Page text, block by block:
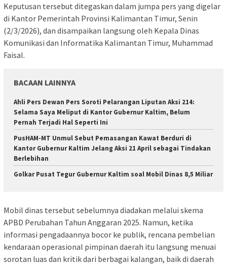
Keputusan tersebut ditegaskan dalam jumpa pers yang digelar
di Kantor Pemerintah Provinsi Kalimantan Timur, Senin
(2/3/2026), dan disampaikan langsung oleh Kepala Dinas
Komunikasi dan Informatika Kalimantan Timur, Muhammad
Faisal.
BACAAN LAINNYA
Ahli Pers Dewan Pers Soroti Pelarangan Liputan Aksi 214:
Selama Saya Meliput di Kantor Gubernur Kaltim, Belum
Pernah Terjadi Hal Seperti Ini
PusHAM-MT Unmul Sebut Pemasangan Kawat Berduri di
Kantor Gubernur Kaltim Jelang Aksi 21 April sebagai Tindakan
Berlebihan
Golkar Pusat Tegur Gubernur Kaltim soal Mobil Dinas 8,5 Miliar
Mobil dinas tersebut sebelumnya diadakan melalui skema
APBD Perubahan Tahun Anggaran 2025. Namun, ketika
informasi pengadaannya bocor ke publik, rencana pembelian
kendaraan operasional pimpinan daerah itu langsung menuai
sorotan luas dan kritik dari berbagai kalangan, baik di daerah